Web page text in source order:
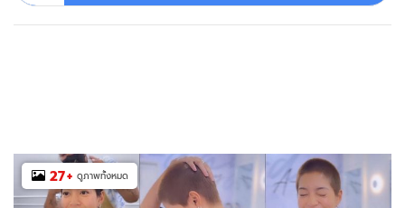
27+ ดูภาพทั้งหมด